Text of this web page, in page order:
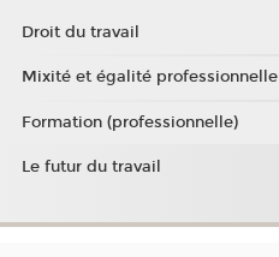
Droit du travail
Mixité et égalité professionnelle
Formation (professionnelle)
Le futur du travail